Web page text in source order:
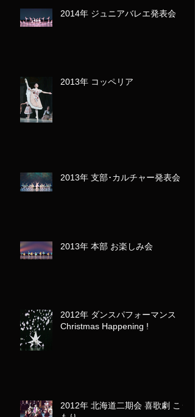
2014年 ジュニアバレエ発表会
2013年 コッペリア
2013年 支部･カルチャー発表会
2013年 本部 お楽しみ会
2012年 ダンスパフォーマンス
Christmas Happening !
2012年 北海道二期会 喜歌劇 こう